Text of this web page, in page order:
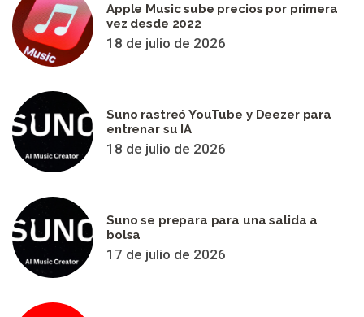
Apple Music sube precios por primera
vez desde 2022
18 de julio de 2026
Suno rastreó YouTube y Deezer para
entrenar su IA
18 de julio de 2026
Suno se prepara para una salida a
bolsa
17 de julio de 2026